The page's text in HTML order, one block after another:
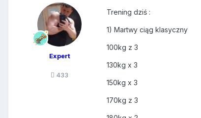
Expert
433
Trening dziś :
1) Martwy ciąg klasyczny
100kg z 3
130kg x 3
150kg x 3
170kg z 3